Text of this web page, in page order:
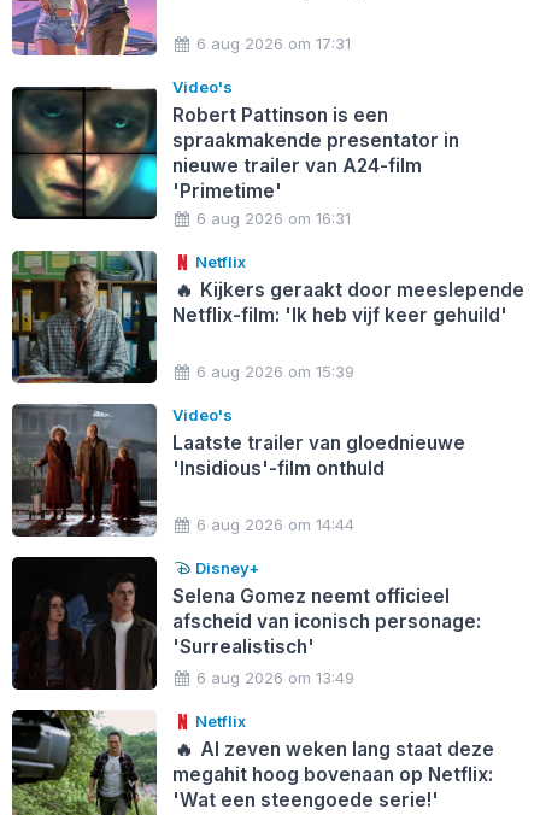
6 aug 2026 om 17:31
Video's
Robert Pattinson is een
spraakmakende presentator in
nieuwe trailer van A24-film
'Primetime'
6 aug 2026 om 16:31
Netflix
🔥 Kijkers geraakt door meeslepende
Netflix-film: 'Ik heb vijf keer gehuild'
6 aug 2026 om 15:39
Video's
Laatste trailer van gloednieuwe
'Insidious'-film onthuld
6 aug 2026 om 14:44
Disney+
Selena Gomez neemt officieel
afscheid van iconisch personage:
'Surrealistisch'
6 aug 2026 om 13:49
Netflix
🔥 Al zeven weken lang staat deze
megahit hoog bovenaan op Netflix:
'Wat een steengoede serie!'